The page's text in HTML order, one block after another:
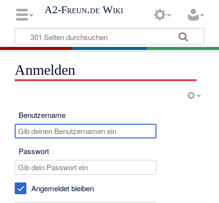
A2-Freun.de Wiki
Anmelden
Benutzername
Passwort
Angemeldet bleiben